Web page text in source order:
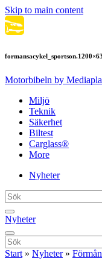
Skip to main content
Motorbibeln by
Miljö
Teknik
Säkerhet
Biltest
Carglass®
More
Nyheter
Nyheter
Start » Nyheter»